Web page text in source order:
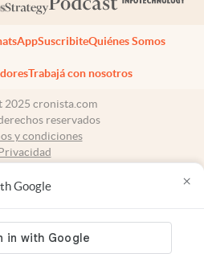
Google ×
SuscribiteQuiénes Somos
Trabajá con nosotros
2025 cronista.com
reservados
y condiciones
11 7078-3270
- 8 de agosto de 2026